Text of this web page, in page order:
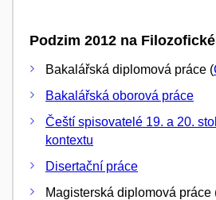
Podzim 2012 na
Bakalářská diplomová práce (
Bakalářská oborová práce
Čeští spisovatelé 19. a 20.
kontextu
Disertační práce
Magisterská diplomová práce